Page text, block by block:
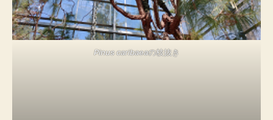
Pinus caribaeaの枝抜き